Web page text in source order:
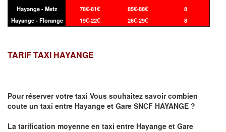
Hayange - Metz 78€-81€ 85€-88€
8
Hayange - Florange
19€-22€ 26€-29€ 8
TARIF TAXI HAYANGE
Pour réserver votre taxi Vous souhaitez savoircombien
coute un taxi entre Hayange et Gare SNCF HAYANGE ?
La tarification moyenne en taxi entre Hayange et Gare